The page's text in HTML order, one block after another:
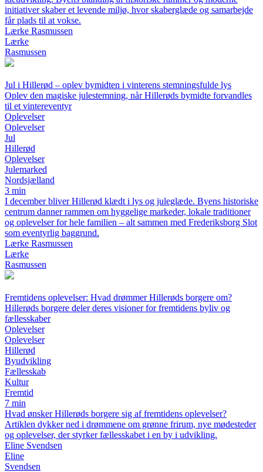
initiativer skaber et levende miljø, hvor skaberglæde og samarbejde
får plads til at vokse.
Lærke Rasmussen
Lærke
Rasmussen
Jul i Hillerød – oplev bymidten i vinterens stemningsfulde lys
Oplev den magiske julestemning, når Hillerøds bymidte forvandles
til et vintereventyr
Oplevelser
Oplevelser
Jul
Hillerød
Oplevelser
Julemarked
Nordsjælland
3 min
I december bliver Hillerød klædt i lys og juleglæde. Byens historiske
centrum danner rammen om hyggelige markeder, lokale traditioner
og oplevelser for hele familien – alt sammen med Frederiksborg Slot
som eventyrlig baggrund.
Lærke Rasmussen
Lærke
Rasmussen
Fremtidens oplevelser: Hvad drømmer Hillerøds borgere om?
Hillerøds borgere deler deres visioner for fremtidens byliv og
fællesskaber
Oplevelser
Oplevelser
Hillerød
Byudvikling
Fællesskab
Kultur
Fremtid
7 min
Hvad ønsker Hillerøds borgere sig af fremtidens oplevelser?
Artiklen dykker ned i drømmene om grønne frirum, nye mødesteder
og oplevelser, der styrker fællesskabet i en by i udvikling.
Eline Svendsen
Eline
Svendsen